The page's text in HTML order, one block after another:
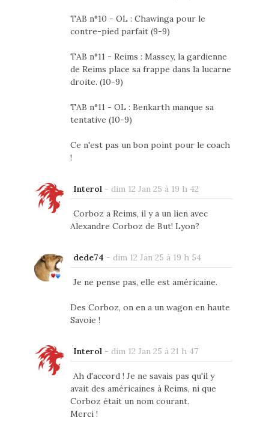
TAB n°10 - OL : Chawinga pour le
contre-pied parfait (9-9)
TAB n°11 - Reims : Massey, la gardienne
de Reims place sa frappe dans la lucarne
droite. (10-9)
TAB n°11 - OL : Benkarth manque sa
tentative (10-9)
Ce n'est pas un bon point pour le coach
!
Interol- dim 12 Jan 25 à 19 h 42
Corboz a Reims, il y a un lien avec
Alexandre Corboz de But! Lyon?
dede74 - dim 12 Jan 25 à 19 h 54
Je ne pense pas, elle est américaine.
Des Corboz, on en a un wagon en haute
Savoie !
Interol- dim 12 Jan 25 à 21 h 47
Ah d'accord ! Je ne savais pas qu'il y
avait des américaines à Reims, ni que
Corboz était un nom courant.
Merci !